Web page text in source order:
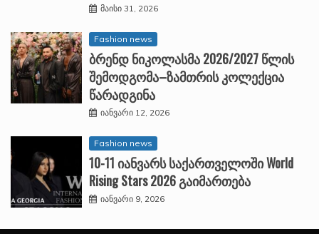
მაისი 31, 2026
Fashion news
ბრენდ ნიკოლასმა 2026/2027 წლის
შემოდგომა–ზამთრის კოლექცია
წარადგინა
იანვარი 12, 2026
Fashion news
10-11 იანვარს საქართველოში World
Rising Stars 2026 გაიმართება
იანვარი 9, 2026